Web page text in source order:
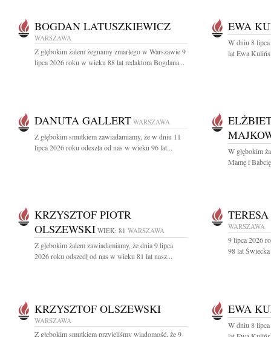
BOGDAN LATUSZKIEWICZ
WARSZAWA
Z głębokim żalem żegnamy zmarłego w Warszawie 9
lipca 2026 roku w wieku 88 lat redaktora Bogdana...
EWA
W dniu 8
lat Ewa
DANUTA GALLERT WARSZAWA
Z głębokim smutkiem zawiadamiamy, że w dniu 11
lipca 2026 roku odeszła od nas w wieku 96 lat...
W głębokim
Mamę i
KRZYSZTOF PIOTR
OLSZEWSKI WIEK: 81 WARSZAWA
Z głebokim żalem zawiadamiamy, że dnia 9 lipca
2026 roku odszedł od nas w wieku 81 lat nasz...
WARSZAWA
9 lipca 2026
98 lat
KRZYSZTOF OLSZEWSKI
WARSZAWA
Z głębokim smutkiem przyjęliśmy wiadomość, że 9
EWA
W dniu 8